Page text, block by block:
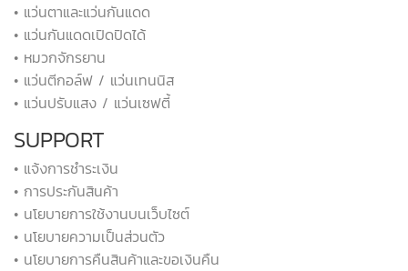
• แว่นตาและแว่นกันแดด
• แว่นกันแดดเปิดปิดได้
• หมวกจักรยาน
• แว่นตีกอล์ฟ / แว่นเทนนิส
• แว่นปรับแสง / แว่นเซฟตี้
SUPPORT
• แจ้งการชำระเงิน
• การประกันสินค้า
• นโยบายการใช้งานบนเว็บไซต์
• นโยบายความเป็นส่วนตัว
• นโยบายการคืนสินค้าและขอเงินคืน